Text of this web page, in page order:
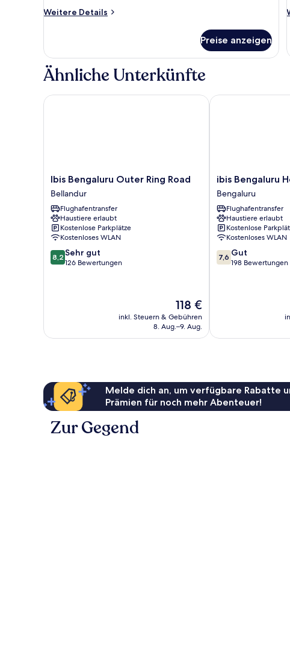
Weitere Details
Weitere
Preise anzeigen
Ähnliche Unterkünfte
Ibis
Bengaluru
Outer
Ring
Road
Bellandur
Ibis Bengaluru Outer Ring Road
Bellandur
Flughafentransfer
Haustiere erlaubt
Kostenlose Parkplätze
Kostenloses WLAN
8.2
von
8,2 Sehr gut
126 Bewertungen
Der
Preis
beträgt
118 €
inkl. Steuern & Gebühren
8. Aug.–9. Aug.
Ibis Bengaluru Outer Ring Road
ibis
Bengaluru
Hosur
Road
Hotel
Bengaluru
ibis Bengaluru
Bengaluru
Flughafentransfer
Haustiere erlaubt
Kostenlose
Kostenloses WLAN
7.6
von
7,6 Gut
198 Bewertungen
ibis Bengaluru
Melde dich an, um verfügbare Rabatte
Prämien für noch mehr Abenteuer!
Zur Gegend